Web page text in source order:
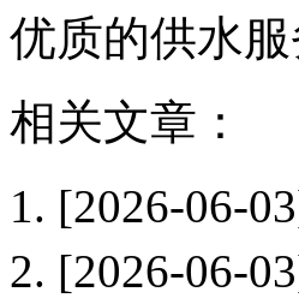
优质的供水
相关文章：
[2026-06-
[2026-06-